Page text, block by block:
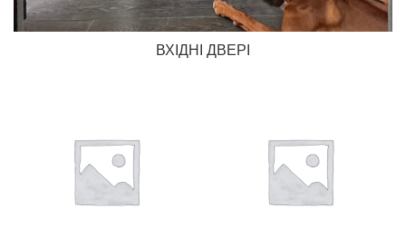
ВХІДНІ ДВЕРІ